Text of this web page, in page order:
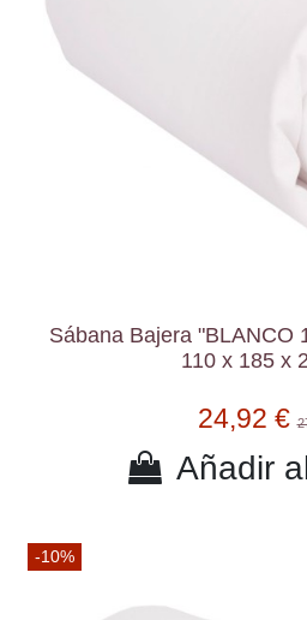
Sábana Bajera "BLANCO
110 x 185 x
24,92 €
Añadir
-10%